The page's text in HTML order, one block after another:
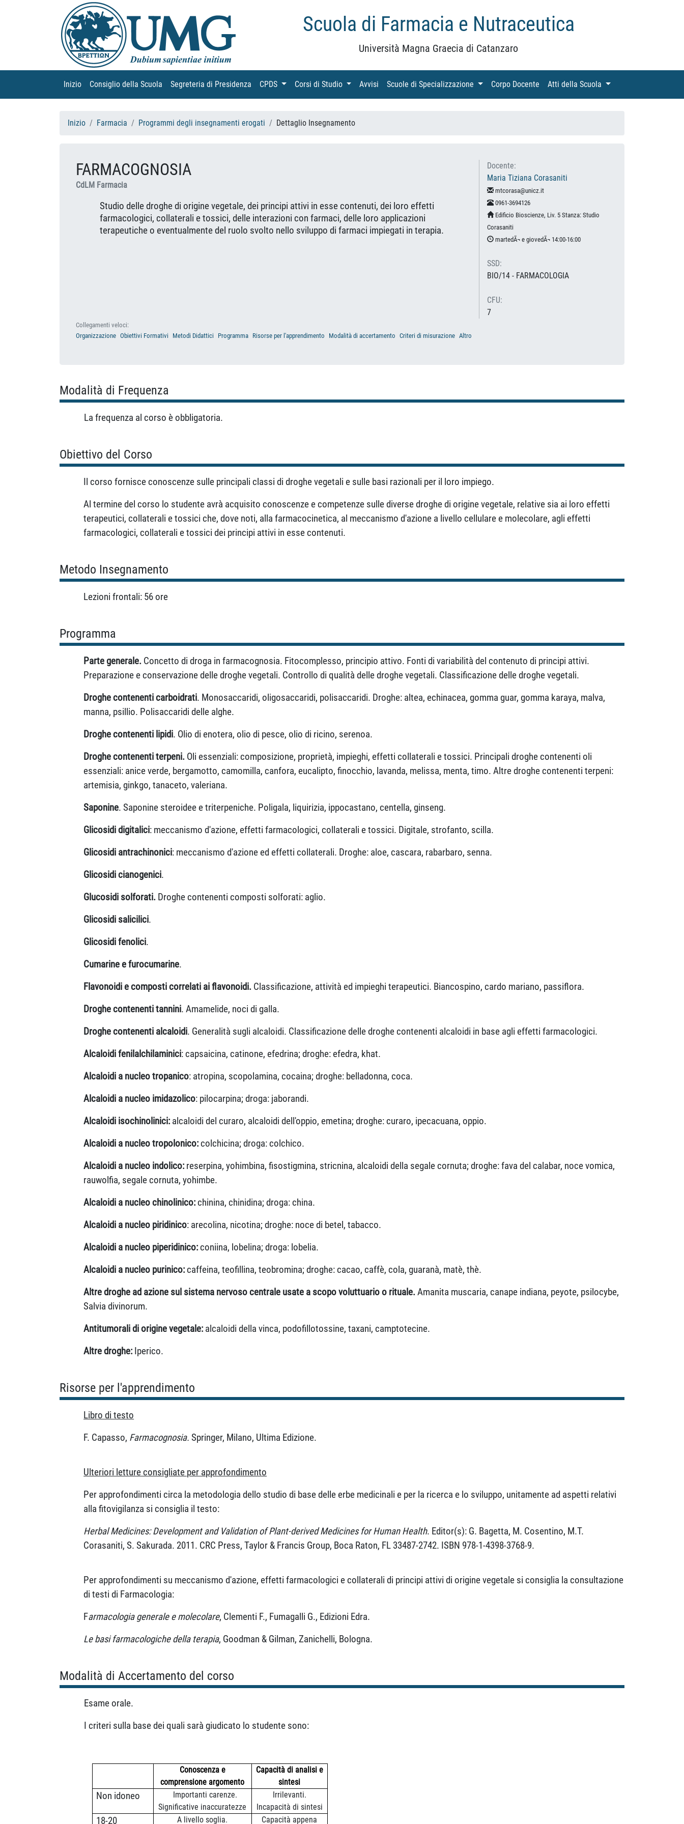
Scuola di Farmacia e Nutraceutica
Università Magna Graecia di Catanzaro
Inizio (current)
Consiglio della Scuola (current)
Segreteria di Presidenza (current)
CPDS (current)Corsi di Studio (current)
Avvisi (current)
Scuole di Specializzazione (current)Corpo Docente (current)
Atti della Scuola (current)
Inizio Farmacia Programmi degli insegnamenti erogati Dettaglio Insegnamento
FARMACOGNOSIA
CdLM Farmacia
Studio delle droghe di origine vegetale, dei principi attivi in esse contenuti, dei loro effetti
farmacologici, collaterali e tossici, delle interazioni con farmaci, delle loro applicazioni
terapeutiche o eventualmente del ruolo svolto nello sviluppo di farmaci impiegati in terapia.
Docente:
Maria Tiziana Corasaniti
mtcorasa@unicz.it
0961-3694126
Edificio Bioscienze, Liv. 5 Stanza: Studio
Corasaniti
martedÃ¬ e giovedÃ¬ 14:00-16:00
SSD:
BIO/14 - FARMACOLOGIA
CFU:
7
Collegamenti veloci:
Organizzazione Obiettivi Formativi Metodi Didattici Programma Risorse per l'apprendimento Modalità di accertamento Criteri di misurazione Altro
Modalità di Frequenza
La frequenza al corso è obbligatoria.
Obiettivo del Corso
Il corso fornisce conoscenze sulle principali classi di droghe vegetali e sulle basi razionali per il loro impiego.
Al termine del corso lo studente avrà acquisito conoscenze e competenze sulle diverse droghe di origine vegetale, relative sia ai loro effetti
terapeutici, collaterali e tossici che, dove noti, alla farmacocinetica, al meccanismo d'azione a livello cellulare e molecolare, agli effetti
farmacologici, collaterali e tossici dei principi attivi in esse contenuti.
Metodo Insegnamento
Lezioni frontali: 56 ore
Programma
Parte generale. Concetto di droga in farmacognosia. Fitocomplesso, principio attivo. Fonti di variabilità del contenuto di principi attivi.
Preparazione e conservazione delle droghe vegetali. Controllo di qualità delle droghe vegetali. Classificazione delle droghe vegetali.
Droghe contenenti carboidrati. Monosaccaridi, oligosaccaridi, polisaccaridi. Droghe: altea, echinacea, gomma guar, gomma karaya, malva,
manna, psillio. Polisaccaridi delle alghe.
Droghe contenenti lipidi. Olio di enotera, olio di pesce, olio di ricino, serenoa.
Droghe contenenti terpeni. Oli essenziali: composizione, proprietà, impieghi, effetti collaterali e tossici. Principali droghe contenenti oli
essenziali: anice verde, bergamotto, camomilla, canfora, eucalipto, finocchio, lavanda, melissa, menta, timo. Altre droghe contenenti terpeni:
artemisia, ginkgo, tanaceto, valeriana.
Saponine. Saponine steroidee e triterpeniche. Poligala, liquirizia, ippocastano, centella, ginseng.
Glicosidi digitalici: meccanismo d'azione, effetti farmacologici, collaterali e tossici. Digitale, strofanto, scilla.
Glicosidi antrachinonici: meccanismo d'azione ed effetti collaterali. Droghe: aloe, cascara, rabarbaro, senna.
Glicosidi cianogenici.
Glucosidi solforati. Droghe contenenti composti solforati: aglio.
Glicosidi salicilici.
Glicosidi fenolici.
Cumarine e furocumarine.
Flavonoidi e composti correlati ai flavonoidi. Classificazione, attività ed impieghi terapeutici. Biancospino, cardo mariano, passiflora.
Droghe contenenti tannini. Amamelide, noci di galla.
Droghe contenenti alcaloidi. Generalità sugli alcaloidi. Classificazione delle droghe contenenti alcaloidi in base agli effetti farmacologici.
Alcaloidi fenilalchilaminici: capsaicina, catinone, efedrina; droghe: efedra, khat.
Alcaloidi a nucleo tropanico: atropina, scopolamina, cocaina; droghe: belladonna, coca.
Alcaloidi a nucleo imidazolico: pilocarpina; droga: jaborandi.
Alcaloidi isochinolinici:alcaloidi del curaro, alcaloidi dell'oppio, emetina; droghe: curaro, ipecacuana, oppio.
Alcaloidi a nucleo tropolonico:colchicina; droga: colchico.
Alcaloidi a nucleo indolico:reserpina, yohimbina, fisostigmina, stricnina, alcaloidi della segale cornuta; droghe: fava del calabar, noce vomica,
rauwolfia, segale cornuta, yohimbe.
Alcaloidi a nucleo chinolinico:chinina, chinidina; droga: china.
Alcaloidi a nucleo piridinico: arecolina, nicotina; droghe: noce di betel, tabacco.
Alcaloidi a nucleo piperidinico:coniina, lobelina; droga: lobelia.
Alcaloidi a nucleo purinico:caffeina, teofillina, teobromina; droghe: cacao, caffè, cola, guaranà, matè, thè.
Altre droghe ad azione sul sistema nervoso centrale usate a scopo voluttuario o rituale.Amanita muscaria, canape indiana, peyote, psilocybe,
Salvia divinorum.
Antitumorali di origine vegetale:alcaloidi della vinca, podofillotossine, taxani, camptotecine.
Altre droghe: Iperico.
Risorse per l'apprendimento
Libro di testo
F. Capasso, Farmacognosia. Springer, Milano, Ultima Edizione.
Ulteriori letture consigliate per approfondimento
Per approfondimenti circa la metodologia dello studio di base delle erbe medicinali e per la ricerca e lo sviluppo, unitamente ad aspetti relativi
alla fitovigilanza si consiglia il testo:
Herbal Medicines: Development and Validation of Plant-derived Medicines for Human Health. Editor(s): G. Bagetta, M. Cosentino, M.T.
Corasaniti, S. Sakurada. 2011. CRC Press, Taylor & Francis Group, Boca Raton, FL 33487-2742. ISBN 978-1-4398-3768-9.
Per approfondimenti su meccanismo d'azione, effetti farmacologici e collaterali di principi attivi di origine vegetale si consiglia la consultazione
di testi di Farmacologia:
Farmacologia generale e molecolare, Clementi F., Fumagalli G., Edizioni Edra.
Le basi farmacologiche della terapia, Goodman & Gilman, Zanichelli, Bologna.
Modalità di Accertamento del corso
Esame orale.
I criteri sulla base dei quali sarà giudicato lo studente sono:
Conoscenza e
comprensione argomento
Capacità di analisi e
sintesi
Non idoneo
Importanti carenze.
Significative inaccuratezze
Irrilevanti.
Incapacità di sintesi
18-20 A livello soglia. Capacità appena